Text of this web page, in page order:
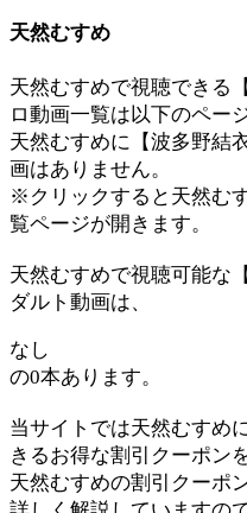
天然むすめ
天然むすめで視聴できる
ロ動画一覧は以下のペー
天然むすめに【波多野結
画はありません。
※クリックすると天然む
覧ページが開きます。
天然むすめで視聴可能な
ダルト動画は、
なし
の0本あります。
当サイトでは天然むすめ
きるお得な割引クーポン
天然むすめの割引クーポ